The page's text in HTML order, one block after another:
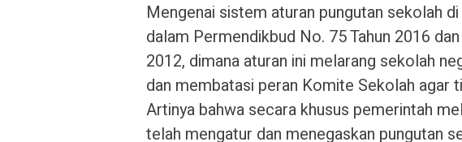
Mengenai sistem aturan pungutan sekolah
dalam Permendikbud No. 75 Tahun 2016
2012, dimana aturan ini melarang sekolah
dan membatasi peran Komite Sekolah agar
Artinya bahwa secara khusus pemerintah
telah mengatur dan menegaskan pungutan